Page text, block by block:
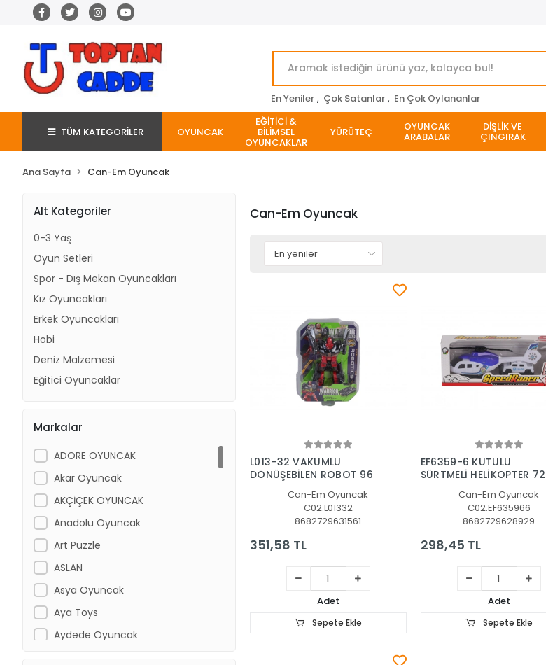
En Yeniler , Çok Satanlar , En Çok Oylananlar
TÜM KATEGORİLER OYUNCAK
EĞİTİCİ &
BİLİMSEL
OYUNCAKLAR
YÜRÜTEÇ OYUNCAK
ARABALAR
DİŞLİK VE
ÇINGIRAK
Ana Sayfa Can-Em Oyuncak
Alt Kategoriler
0-3 Yaş
Oyun Setleri
Spor - Dış Mekan Oyuncakları
Kız Oyuncakları
Erkek Oyuncakları
Hobi
Deniz Malzemesi
Eğitici Oyuncaklar
Markalar
ADORE OYUNCAK
Akar Oyuncak
AKÇİÇEK OYUNCAK
Anadolu Oyuncak
Art Puzzle
ASLAN
Asya Oyuncak
Aya Toys
Aydede Oyuncak
Can-Em Oyuncak
Sepete Ekle
L013-32 VAKUMLU
DÖNÜŞEBİLEN ROBOT 96
Can-Em Oyuncak
C02.L01332
8682729631561
351,58 TL
Adet
Sepete Ekle
Sepete Ekle
EF6359-6 KUTULU
SÜRTMELİ HELİKOPTER 72
Can-Em Oyuncak
C02.EF635966
8682729628929
298,45 TL
Adet
Sepete Ekle